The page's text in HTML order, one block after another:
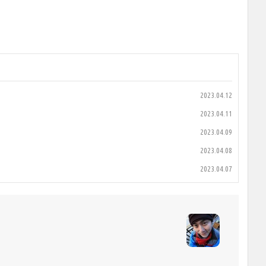
2023.04.12
2023.04.11
2023.04.09
2023.04.08
2023.04.07